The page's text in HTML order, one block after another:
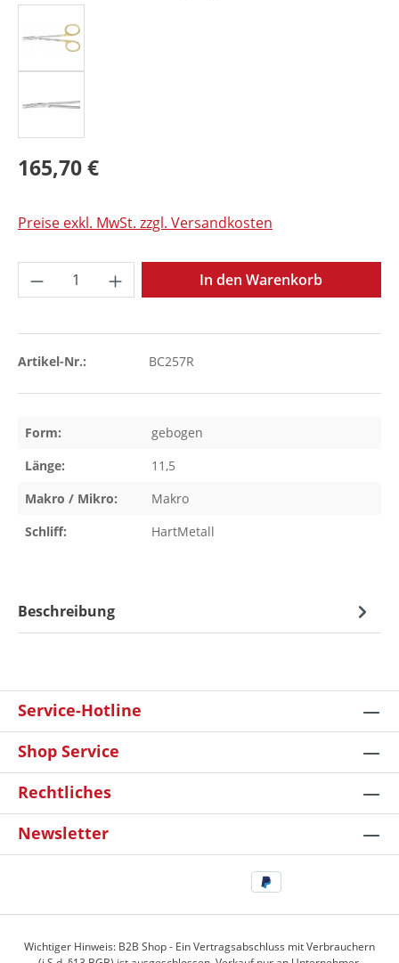
165,70 €
Preise exkl. MwSt. zzgl. Versandkosten
Produkt Anzahl: Gib den gewünschten
In den Warenkorb
Artikel-Nr.: BC257R
Form:
gebogen
Länge:
11,5
Makro / Mikro:
Makro
Schliff:
HartMetall
Beschreibung
Service-Hotline
Shop Service
Rechtliches
Newsletter
Wichtiger Hinweis: B2B Shop - Ein Vertragsabschluss mit Verbrauchern